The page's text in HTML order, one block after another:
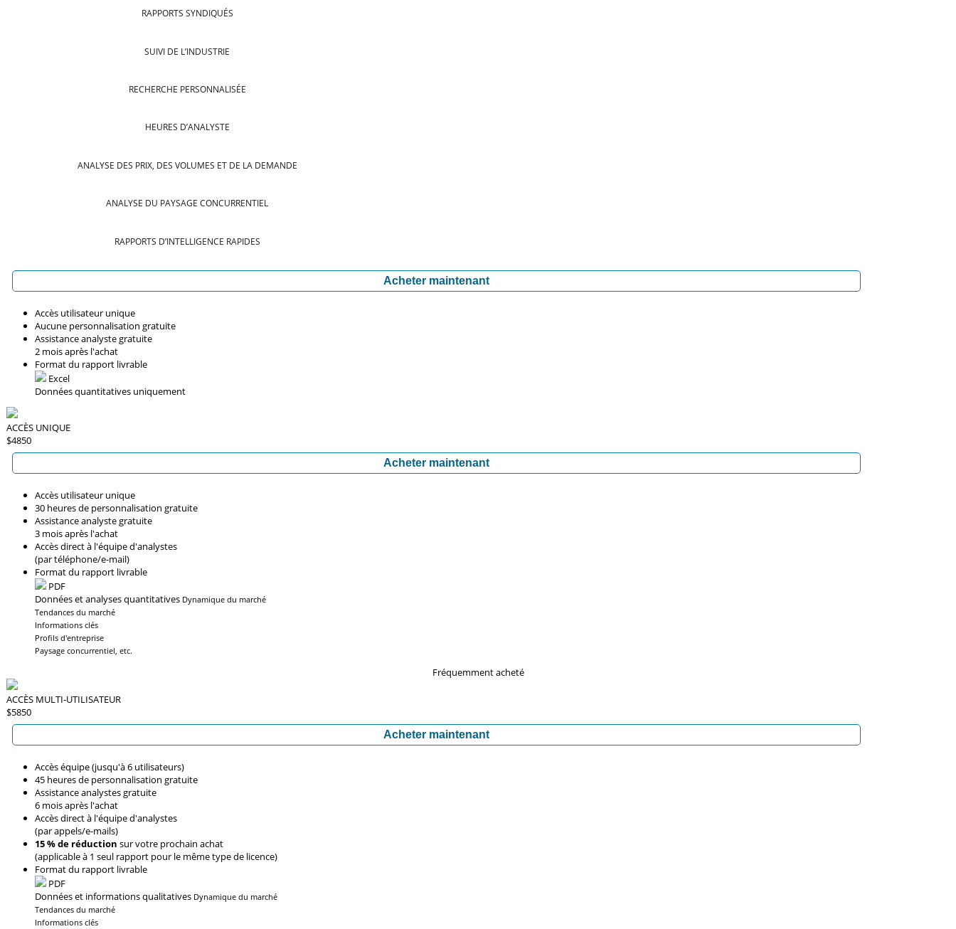
RAPPORTS SYNDIQUÉS
SUIVI DE L’INDUSTRIE
RECHERCHE PERSONNALISÉE
HEURES D’ANALYSTE
ANALYSE DES PRIX, DES VOLUMES ET DE LA DEMANDE
ANALYSE DU PAYSAGE CONCURRENTIEL
RAPPORTS D’INTELLIGENCE RAPIDES
Acheter maintenant
Accès utilisateur unique
Aucune personnalisation gratuite
Assistance analyste gratuite
2 mois après l'achat
Format du rapport livrable
Excel
Données quantitatives uniquement
ACCÈS UNIQUE
$4850
Acheter maintenant
Accès utilisateur unique
30 heures de personnalisation gratuite
Assistance analyste gratuite
3 mois après l'achat
Accès direct à l'équipe d'analystes
(par téléphone/e-mail)
Format du rapport livrable
PDF
Données et analyses quantitatives Dynamique du marché
Tendances du marché
Informations clés
Profils d'entreprise
Paysage concurrentiel, etc.
Fréquemment acheté
ACCÈS MULTI-UTILISATEUR
$5850
Acheter maintenant
Accès équipe (jusqu'à 6 utilisateurs)
45 heures de personnalisation gratuite
Assistance analystes gratuite
6 mois après l'achat
Accès direct à l'équipe d'analystes
(par appels/e-mails)
15 % de réduction sur votre prochain achat
(applicable à 1 seul rapport pour le même type de licence)
Format du rapport livrable
PDF
Données et informations qualitatives Dynamique du marché
Tendances du marché
Informations clés